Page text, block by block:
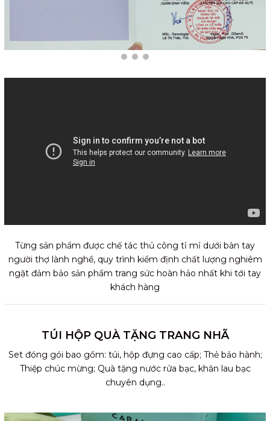
Từng sản phẩm được chế tác thủ công tỉ mỉ dưới bàn tay
người thợ lành nghề, quy trình kiểm định chất lượng nghiêm
ngặt đảm bảo sản phẩm trang sức hoàn hảo nhất khi tới tay
khách hàng
TÚI HỘP QUÀ TẶNG TRANG NHÃ
Set đóng gói bao gồm: túi, hộp đựng cao cấp; Thẻ bảo hành;
Thiệp chúc mừng; Quà tặng nước rửa bạc, khăn lau bạc
chuyên dụng..